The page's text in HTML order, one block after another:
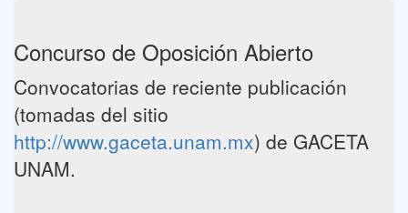
Concurso de Oposición Abierto
Convocatorias de reciente publicación
(tomadas del sitio
http://www.gaceta.unam.mx) de GACETA
UNAM.